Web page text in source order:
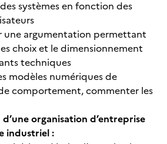
systèmes en fonction des
une argumentation permettant
choix et le dimensionnement
techniques
modèles numériques de
comportement, commenter les
organisation d’entreprise
industriel :